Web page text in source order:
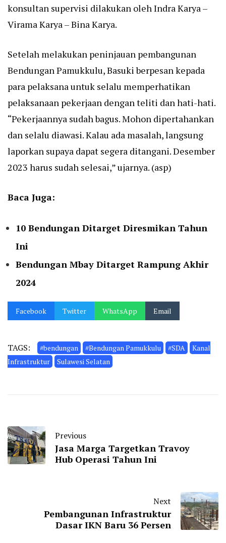
konsultan supervisi dilakukan oleh Indra Karya –
Virama Karya – Bina Karya.
Setelah melakukan peninjauan pembangunan
Bendungan Pamukkulu, Basuki berpesan kepada
para pelaksana untuk selalu memperhatikan
pelaksanaan pekerjaan dengan teliti dan hati-hati.
“Pekerjaannya sudah bagus. Mohon dipertahankan
dan selalu diawasi. Kalau ada masalah, langsung
laporkan supaya dapat segera ditangani. Desember
2023 harus sudah selesai,” ujarnya. (asp)
Baca Juga:
10 Bendungan Ditarget Diresmikan Tahun
Ini
Bendungan Mbay Ditarget Rampung Akhir
2024
Facebook Twitter WhatsApp Email
TAGS: #bendungan #Bendungan Pamukkulu #SDA
Kanal
Infrastruktur
Sulawesi Selatan
Previous
Jasa Marga Targetkan Travoy
Hub Operasi Tahun Ini
Next
Pembangunan Infrastruktur
Dasar IKN Baru 36 Persen